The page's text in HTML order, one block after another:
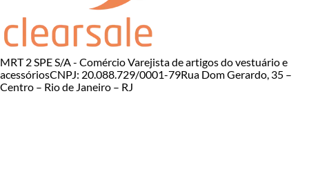
MRT 2 SPE S/A - Comércio Varejista de artigos do vestuário e
acessóriosCNPJ: 20.088.729/0001-79Rua Dom Gerardo, 35 –
Centro – Rio de Janeiro – RJ